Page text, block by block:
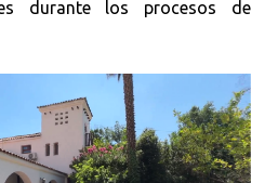
durante los procesos de